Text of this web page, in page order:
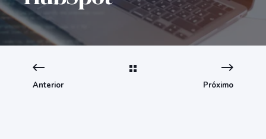
Anterior Próximo